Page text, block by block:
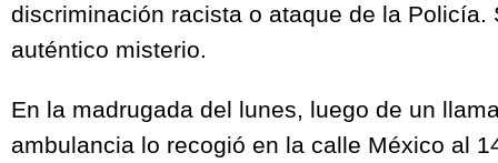
discriminación racista o ataque de la Policía.
auténtico misterio.
En la madrugada del lunes, luego de un
ambulancia lo recogió en la calle México al